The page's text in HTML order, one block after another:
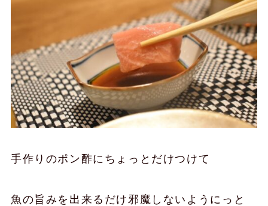
手作りのポン酢にちょっとだけつけて
魚の旨みを出来るだけ邪魔しないようにっと